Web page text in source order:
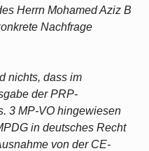
Herrn Mohamed Aziz B
Nachfrage
nichts, dass im
der PRP-
3 MP-VO hingewiesen
in deutsches Recht
von der CE-